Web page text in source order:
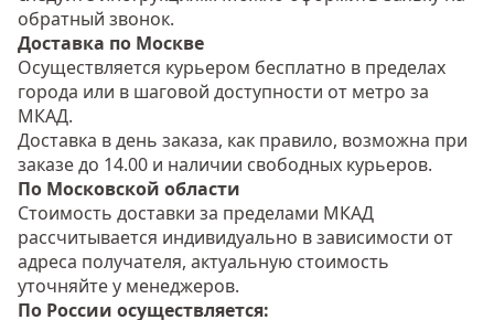
обратный звонок.
Доставка по Москве
Осуществляется курьером бесплатно в пределах
города или в шаговой доступности от метро за
МКАД.
Доставка в день заказа, как правило, возможна при
заказе до 14.00 и наличии свободных курьеров.
По Московской области
Стоимость доставки за пределами МКАД
рассчитывается индивидуально в зависимости от
адреса получателя, актуальную стоимость
уточняйте у менеджеров.
По России осуществляется: